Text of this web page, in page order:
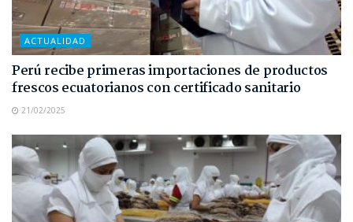
ACTUALIDAD
Perú recibe primeras importaciones de productos
frescos ecuatorianos con certificado sanitario
21/02/2025